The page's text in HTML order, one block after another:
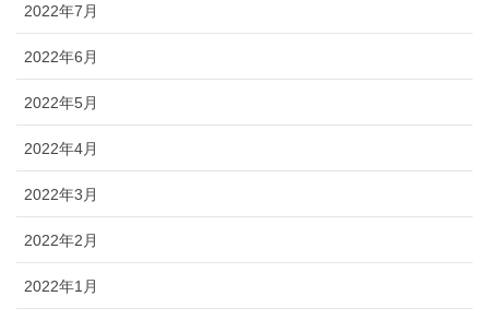
2022年7月
2022年6月
2022年5月
2022年4月
2022年3月
2022年2月
2022年1月